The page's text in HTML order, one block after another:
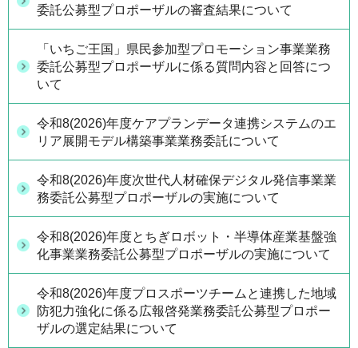
委託公募型プロポーザルの審査結果について
「いちご王国」県民参加型プロモーション事業業務
委託公募型プロポーザルに係る質問内容と回答につ
いて
令和8(2026)年度ケアプランデータ連携システムのエ
リア展開モデル構築事業業務委託について
令和8(2026)年度次世代人材確保デジタル発信事業業
務委託公募型プロポーザルの実施について
令和8(2026)年度とちぎロボット・半導体産業基盤強
化事業業務委託公募型プロポーザルの実施について
令和8(2026)年度プロスポーツチームと連携した地域
防犯力強化に係る広報啓発業務委託公募型プロポー
ザルの選定結果について